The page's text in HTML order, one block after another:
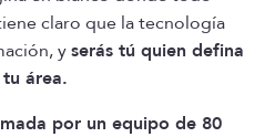
claro que la tecnología
yserás tú quien defina
área.
por un equipo de 80